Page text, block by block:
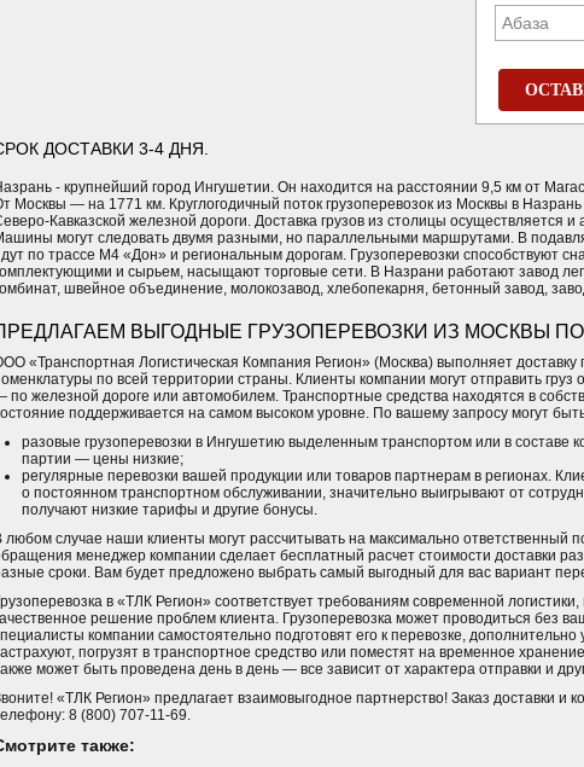
Абаза
ДОСТАВКИ 3-4 ДНЯ.
- крупнейший город Ингушетии. Он находится на расстоянии 9,5 км от
Москвы — на 1771 км. Круглогодичный поток грузоперевозок из Москвы в
Кавказской железной дороги. Доставка грузов из столицы осуществляется
могут следовать двумя разными, но параллельными маршрутами. В
по трассе М4 «Дон» и региональным дорогам. Грузоперевозки способствуют
и сырьем, насыщают торговые сети. В Назрани работают завод
швейное объединение, молокозавод, хлебопекарня, бетонный завод,
ВЫГОДНЫЕ ГРУЗОПЕРЕВОЗКИ ИЗ МОСКВЫ
«Транспортная Логистическая Компания Регион» (Москва) выполняет доставку
по всей территории страны. Клиенты компании могут отправить
по железной дороге или автомобилем. Транспортные средства находятся в
поддерживается на самом высоком уровне. По вашему запросу могут
разовые грузоперевозки в Ингушетию выделенным транспортом или в составе
партии — цены низкие;
регулярные перевозки вашей продукции или товаров партнерам в регионах.
о постоянном транспортном обслуживании, значительно выигрывают от
получают низкие тарифы и другие бонусы.
любом случае наши клиенты могут рассчитывать на максимально ответственный
менеджер компании сделает бесплатный расчет стоимости доставки
сроки. Вам будет предложено выбрать самый выгодный для вас вариант
в «ТЛК Регион» соответствует требованиям современной
решение проблем клиента. Грузоперевозка может проводиться без
компании самостоятельно подготовят его к перевозке,
погрузят в транспортное средство или поместят на временное
может быть проведена день в день — все зависит от характера отправки и
«ТЛК Регион» предлагает взаимовыгодное партнерство! Заказ доставки и
8 (800) 707-11-69.
также: